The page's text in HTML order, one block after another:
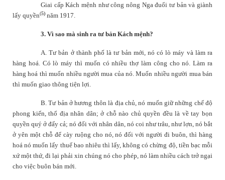
Giai cấp Kách mệnh như công nông Nga đuổi tư bản và giành
lấy quyền(5) năm 1917.
3. Vì sao mà sinh ra tư bản Kách mệnh?
A. Tư bản ở thành phố là tư bản mới, nó có lò máy và làm ra
hàng hoá. Có lò máy thì muốn có nhiều thợ làm công cho nó. Làm ra
hàng hoá thì muốn nhiều người mua của nó. Muốn nhiều người mua bán
thì muốn giao thông tiện lợi.
B. Tư bản ở hương thôn là địa chủ, nó muốn giữ những chế độ
phong kiến, thổ địa nhân dân; ở chỗ nào chủ quyền đều là về tay bọn
quyền quý ở đấy cả; nó đối với nhân dân, nó coi như trâu, như lợn, nó bắt
ở yên một chỗ để cày ruộng cho nó, nó đối với người đi buôn, thì hàng
hoá nó muốn lấy thuế bao nhiêu thì lấy, không có chừng độ, tiền bạc mỗi
xứ một thứ, đi lại phải xin chúng nó cho phép, nó làm nhiều cách trở ngại
cho việc buôn bán mới.